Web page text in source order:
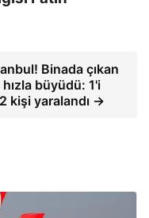
Binada çıkan
hızla büyüdü: 1'i
kişi yaralandı →